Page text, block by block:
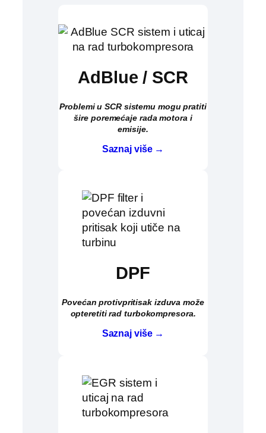
AdBlue / SCR
Problemi u SCR sistemu mogu pratiti
šire poremećaje rada motora i
emisije.
Saznaj više →
DPF
Povećan protivpritisak izduva može
opteretiti rad turbokompresora.
Saznaj više →